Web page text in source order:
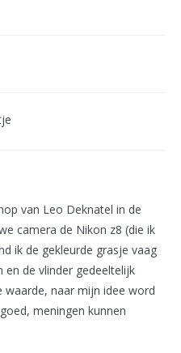
van Leo Deknatel in de
camera de Nikon z8 (die ik
ik de gekleurde grasje vaag
de vlinder gedeeltelijk
naar mijn idee word
meningen kunnen